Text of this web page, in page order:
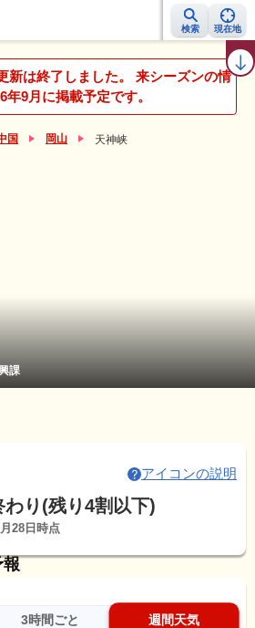
検索 現在地
ス 京都 見頃カレンダー 名所ランキング
新は終了しました。 来シーズンの情
年9月に掲載予定です。
国 岡山 天神峡
課
アイコンの説明
わり(残り4割以下)
28日時点
3時間ごと 週間天気